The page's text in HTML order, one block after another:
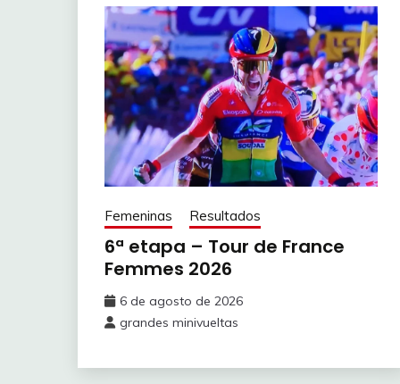
2 amc81granada
3 Yugo Uds
Touche amore
5 sauber
8 Monroe bell
SWINKELS
KOCH
Femeninas Resultados
6ª etapa – Tour de France
Femmes 2026
6 de agosto de 2026
grandes minivueltas